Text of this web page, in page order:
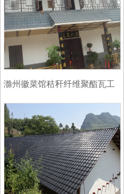
滁州徽菜馆秸秆纤维聚酯瓦工